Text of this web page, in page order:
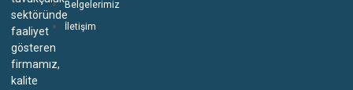
sektöründe
faaliyet
gösteren
firmamız,
kalite
Belgelerimiz
İletişim